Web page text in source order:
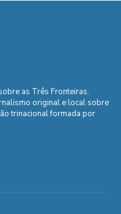
as Três Fronteiras.
original e local sobre
trinacional formada por